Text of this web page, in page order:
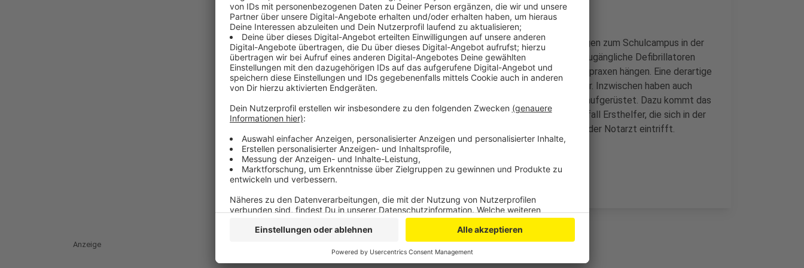
Vier weitere sind jetzt dazugekommen. Sie hängen an den Eingängen zum Schulcampus in der
Kernstadt. Nach Angaben der Stadt gibt es damit 30 öffentlich zugängliche Defibrillatoren
und etwa noch einmal so viele Geräte, die etwa in Firmen und Arztpraxen hängen. Eine derartige
Dichte an Geräten sei sicher einmalig, sagt Zülpichs Bürgermeister. Inzwischen haben auch
viele andere Städte und Gemeinden im Kreis Euskirchen deutlich aufgerüstet. Dazu kommt das
Corhelper-Projekt in der Region. Eine App alarmiert hierbei im Notfall Ersthelfer, die sich in der
Nähe befinden. So kann erste Hilfe geleistet werden, noch bevor der Notarzt eintrifft.
Anzeige
Anzeige